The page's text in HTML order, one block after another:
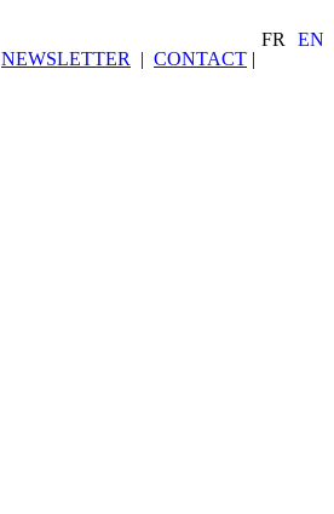
FR
EN
NEWSLETTER | CONTACT |